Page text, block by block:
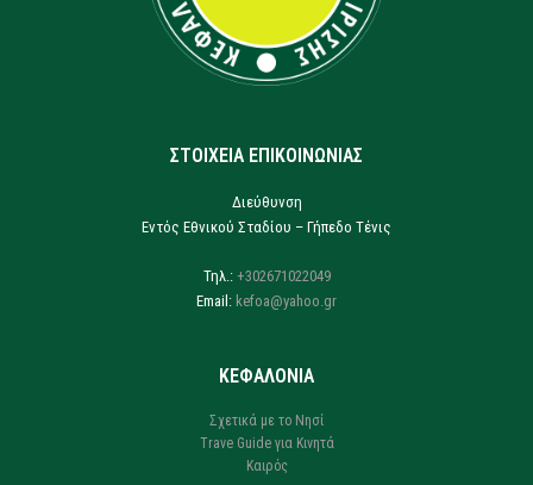
ΣΤΟΙΧΕΙΑ ΕΠΙΚΟΙΝΩΝΙΑΣ
Διεύθυνση
Εντός Εθνικού Σταδίου – Γήπεδο Τένις
Τηλ.: +302671022049
Email: kefoa@yahoo.gr
ΚΕΦΑΛΟΝΙΑ
Σχετικά με το Νησί
Trave Guide για Κινητά
Καιρός